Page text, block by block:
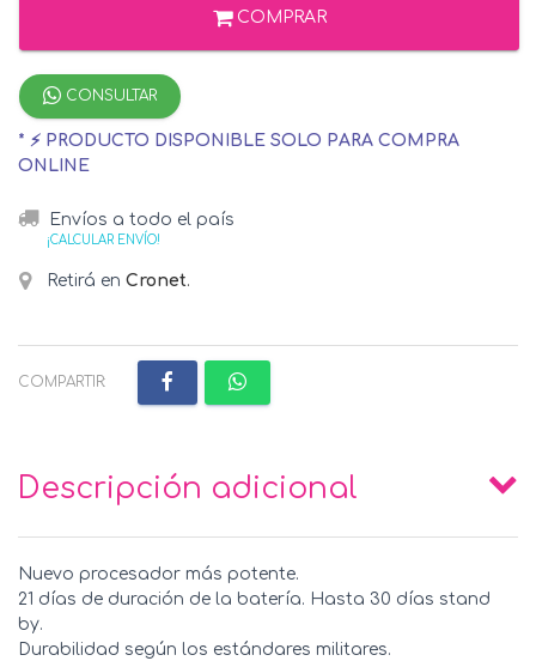
COMPRAR
CONSULTAR
* ⚡ PRODUCTO DISPONIBLE SOLO PARA COMPRA
ONLINE
Envíos a todo el país
¡CALCULAR ENVÍO!
Retirá en Cronet.
COMPARTIR:
Descripción adicional
Nuevo procesador más potente.
21 días de duración de la batería. Hasta 30 días stand
by.
Durabilidad según los estándares militares.